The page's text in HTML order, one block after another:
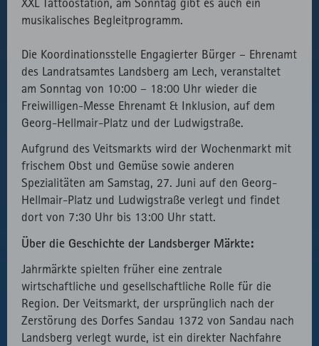
musikalisches Begleitprogramm.
Die Koordinationsstelle Engagierter Bürger – Ehrenamt
des Landratsamtes Landsberg am Lech, veranstaltet
am Sonntag von 10:00 – 18:00 Uhr wieder die
Freiwilligen-Messe Ehrenamt & Inklusion, auf dem
Georg-Hellmair-Platz und der Ludwigstraße.
Aufgrund des Veitsmarkts wird der Wochenmarkt mit
frischem Obst und Gemüse sowie anderen
Spezialitäten am Samstag, 27. Juni auf den Georg-
Hellmair-Platz und Ludwigstraße verlegt und findet
dort von 7:30 Uhr bis 13:00 Uhr statt.
Über die Geschichte der Landsberger Märkte:
Jahrmärkte spielten früher eine zentrale
wirtschaftliche und gesellschaftliche Rolle für die
Region. Der Veitsmarkt, der ursprünglich nach der
Zerstörung des Dorfes Sandau 1372 von Sandau nach
Landsberg verlegt wurde, ist ein direkter Nachfahre